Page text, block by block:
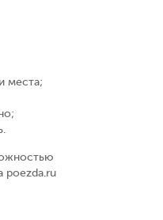
места;
;
.
poezda.ru